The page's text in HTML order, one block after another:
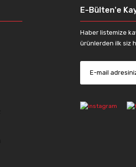
E-Bülten'e
Haber listemize
ürünlerden ilk siz